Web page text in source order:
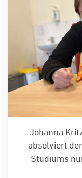
Johanna
absolviert
Studiums